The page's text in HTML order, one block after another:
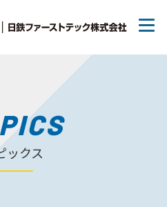
テックについて
ルート
ックス